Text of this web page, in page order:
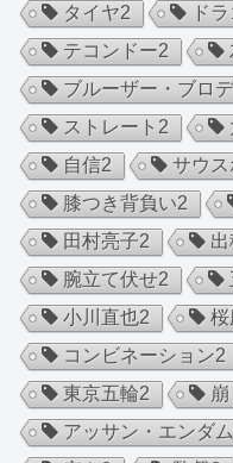
タイヤ2 ド
テコンドー2
ブルーザー・ブロ
ストレート 2
自信2 サウス
膝つき背負い2
田村亮子2
腕立て伏せ2
小川直也2 桜
コンビネーション2
東京五輪2 崩
アッサン・エンダム